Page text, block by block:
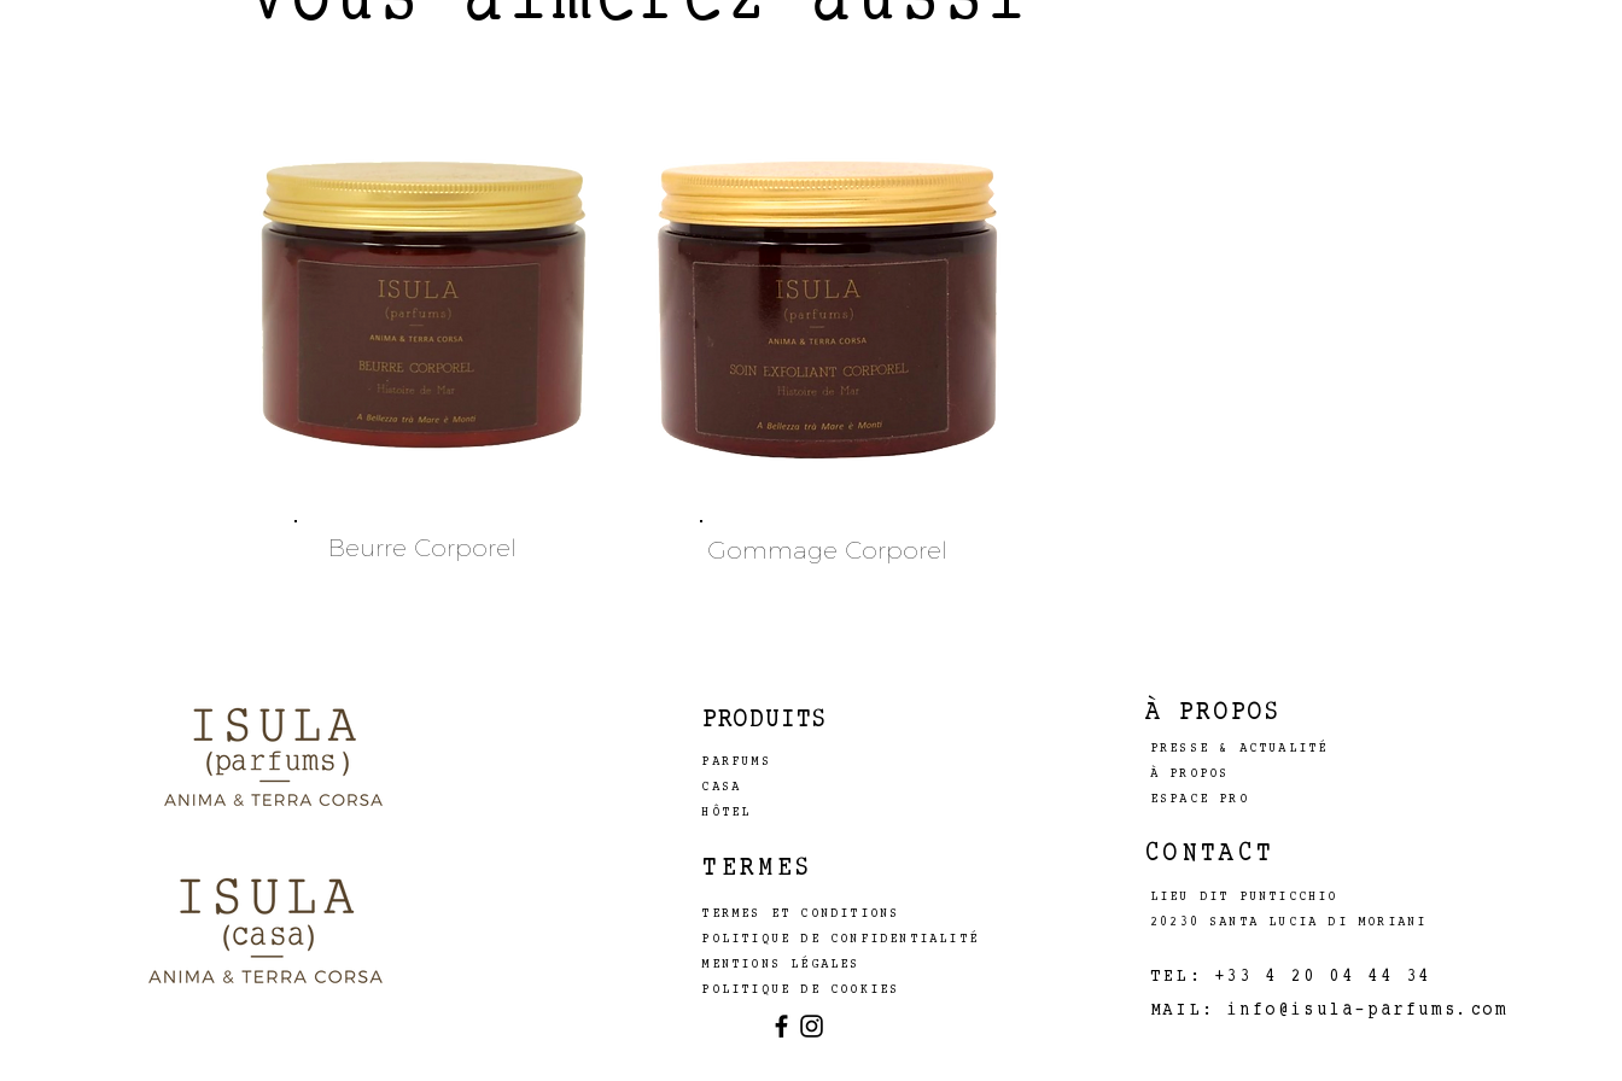
Beurre Corporel Gommage Corporel
PRODUITS
PARFUMS
CASA
HÔTEL
TERMES
TERMES ET CONDITIONS
POLITIQUE DE CONFIDENTIALITÉ
MENTIONS LÉGALES
POLITIQUE DE COOKIES
À PROPOS
PRESSE & ACTUALITÉ
À PROPOS
ESPACE PRO
CONTACT
LIEU DIT PUNTICCHIO
20230 SANTA LUCIA DI MORIANI
TEL: +33 4 20 04 44 34
MAIL: info@isula-parfums.com